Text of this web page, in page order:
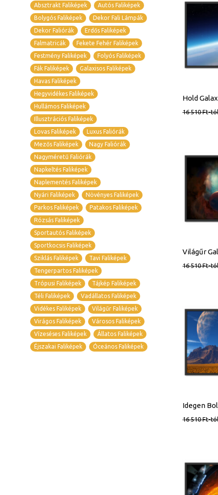
Absztrakt Faliképek
Autós Faliképek
Bolygós Faliképek
Dekor Fali Lámpák
Dekor Faliórák
Erdős Faliképek
Falmatricák
Fekete Fehér Faliképek
Festmény Faliképek
Folyós Faliképek
Fák Faliképek
Galaxisos Faliképek
Havas Faliképek
Hegyvidékes Faliképek
Hullámos Faliképek
Illusztrációs Faliképek
Lovas Faliképek
Luxus Faliórák
Mezős Faliképek
Nagy Faliórák
Nagyméretű Faliórák
Napkeltés Faliképek
Naplementés Faliképek
Nyári Faliképek
Növényes Faliképek
Parkos Faliképek
Patakos Faliképek
Rózsás Faliképek
Sportautós Faliképek
Sportkocsis Faliképek
Sziklás Faliképek
Tavi Faliképek
Tengerpartos Faliképek
Trópusi Faliképek
Tájkép Faliképek
Téli Faliképek
Vadállatos Faliképek
Vidékes Faliképek
Világűr Faliképek
Virágos Faliképek
Városos Faliképek
Vízeséses Faliképek
Állatos Faliképek
Éjszakai Faliképek
Óceános Faliképek
16 510Ft-tól
16 510Ft-tól
16 510Ft-tól